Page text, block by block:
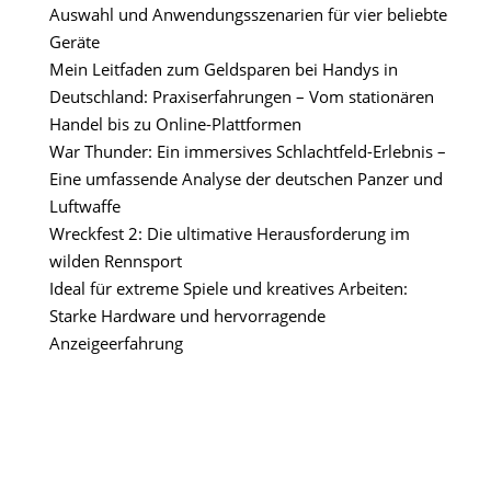
Auswahl und Anwendungsszenarien für vier beliebte
Geräte
Mein Leitfaden zum Geldsparen bei Handys in
Deutschland: Praxiserfahrungen – Vom stationären
Handel bis zu Online-Plattformen
War Thunder: Ein immersives Schlachtfeld-Erlebnis –
Eine umfassende Analyse der deutschen Panzer und
Luftwaffe
Wreckfest 2: Die ultimative Herausforderung im
wilden Rennsport
Ideal für extreme Spiele und kreatives Arbeiten:
Starke Hardware und hervorragende
Anzeigeerfahrung